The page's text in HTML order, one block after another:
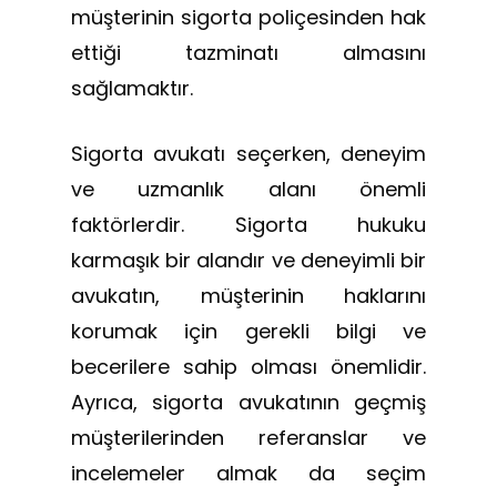
müşterinin sigorta poliçesinden hak
ettiği tazminatı almasını
sağlamaktır.
Sigorta avukatı seçerken, deneyim
ve uzmanlık alanı önemli
faktörlerdir. Sigorta hukuku
karmaşık bir alandır ve deneyimli bir
avukatın, müşterinin haklarını
korumak için gerekli bilgi ve
becerilere sahip olması önemlidir.
Ayrıca, sigorta avukatının geçmiş
müşterilerinden referanslar ve
incelemeler almak da seçim